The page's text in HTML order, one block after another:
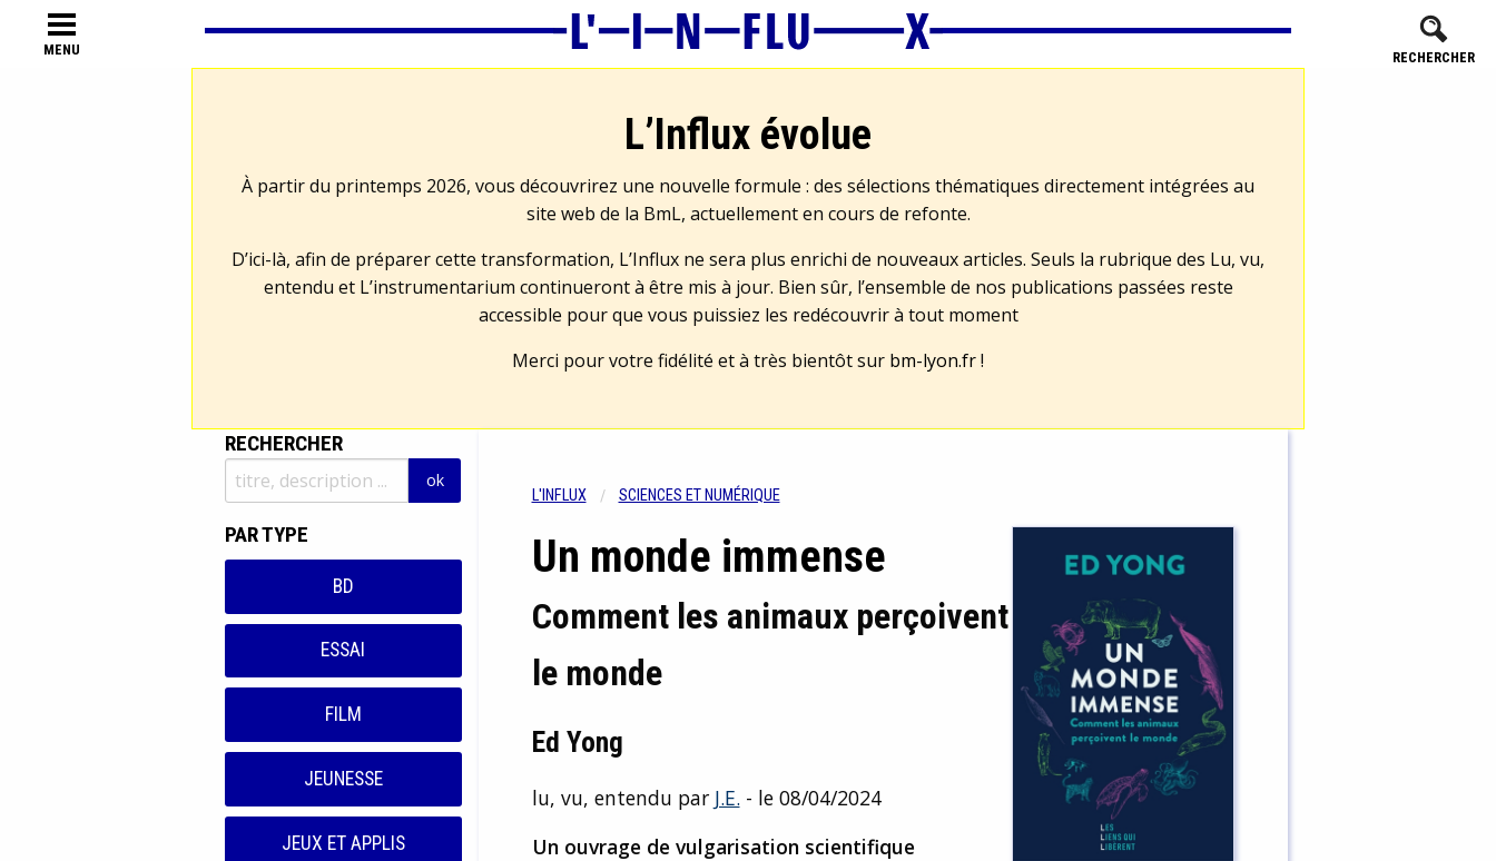
MENU RECHERCHER
L’Influx évolue
À partir du printemps 2026, vous découvrirez une nouvelle formule : des sélections thématiques directement intégrées au
site web de la BmL, actuellement en cours de refonte.
D’ici-là, afin de préparer cette transformation, L’Influx ne sera plus enrichi de nouveaux articles. Seuls la rubrique des Lu, vu,
entendu et L’instrumentarium continueront à être mis à jour. Bien sûr, l’ensemble de nos publications passées reste
accessible pour que vous puissiez les redécouvrir à tout moment
Merci pour votre fidélité et à très bientôt sur bm-lyon.fr!
RECHERCHER
PAR TYPE
BD
ESSAI
FILM
JEUNESSE
JEUX ET APPLIS
L'INFLUX SCIENCES ET NUMÉRIQUE
Un monde immense
Comment les animaux perçoivent
le monde
Ed Yong
lu, vu, entendu par J.E. - le 08/04/2024
Un ouvrage de vulgarisation scientifique